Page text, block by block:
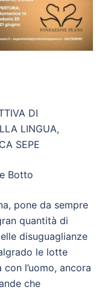
DI
LINGUA,
SEPE
Botto
pone da sempre
quantità di
disuguaglianze
le lotte
l’uomo, ancora
che